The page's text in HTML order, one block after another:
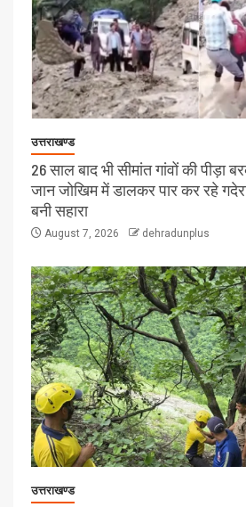
उत्तराखण्ड
26 साल बाद भी सीमांत गांवों की पीड़ा
जान जोखिम में डालकर पार कर रहे
बनी सहारा
August 7, 2026 dehradunplus
उत्तराखण्ड